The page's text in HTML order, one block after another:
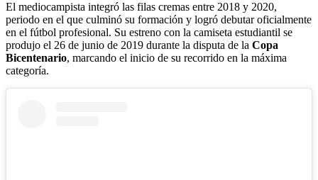
El mediocampista integró las filas cremas entre 2018 y 2020,
periodo en el que culminó su formación y logró debutar oficialmente
en el fútbol profesional. Su estreno con la camiseta estudiantil se
produjo el 26 de junio de 2019 durante la disputa de la Copa
Bicentenario, marcando el inicio de su recorrido en la máxima
categoría.